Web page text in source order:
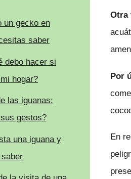
Otra
Por
En
un gecko en
saber
debo hacer si
hogar?
las iguanas:
gestos?
una iguana y